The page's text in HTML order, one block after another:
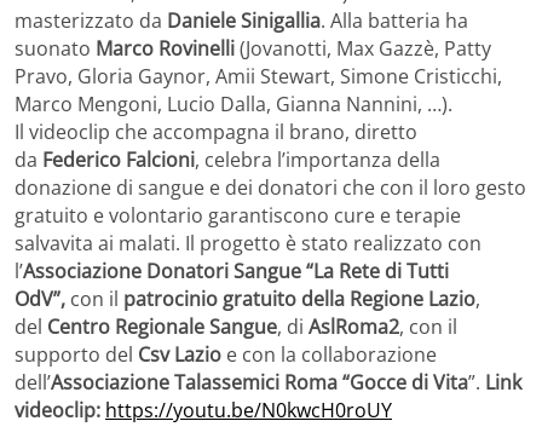
masterizzato da Daniele Sinigallia. Alla batteria ha
suonato Marco Rovinelli(Jovanotti, Max Gazzè, Patty
Pravo, Gloria Gaynor, Amii Stewart, Simone Cristicchi,
Marco Mengoni, Lucio Dalla, Gianna Nannini, …).
Il videoclip che accompagna il brano, diretto
da Federico Falcioni, celebra l’importanza della
donazione di sangue e dei donatori che con il loro gesto
gratuito e volontario garantiscono cure e terapie
salvavita ai malati. Il progetto è stato realizzato con
l’Associazione Donatori Sangue “La Rete di Tutti
OdV”, con il patrocinio gratuito della Regione Lazio,
del Centro Regionale Sangue, di AslRoma2, con il
supporto del Csv Lazio e con la collaborazione
dell’Associazione Talassemici Roma “Gocce di Vita”. Link
videoclip: https://youtu.be/N0kwcH0roUY